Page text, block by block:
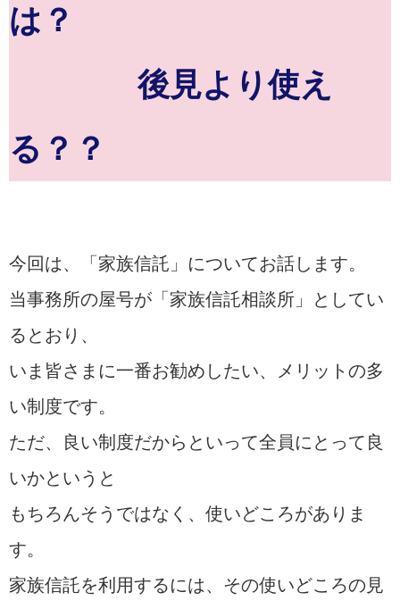
は？
後見より使え
る？？
今回は、「家族信託」についてお話します。
当事務所の屋号が「家族信託相談所」としてい
るとおり、
いま皆さまに一番お勧めしたい、メリットの多
い制度です。
ただ、良い制度だからといって全員にとって良
いかというと
もちろんそうではなく、使いどころがありま
す。
家族信託を利用するには、その使いどころの見